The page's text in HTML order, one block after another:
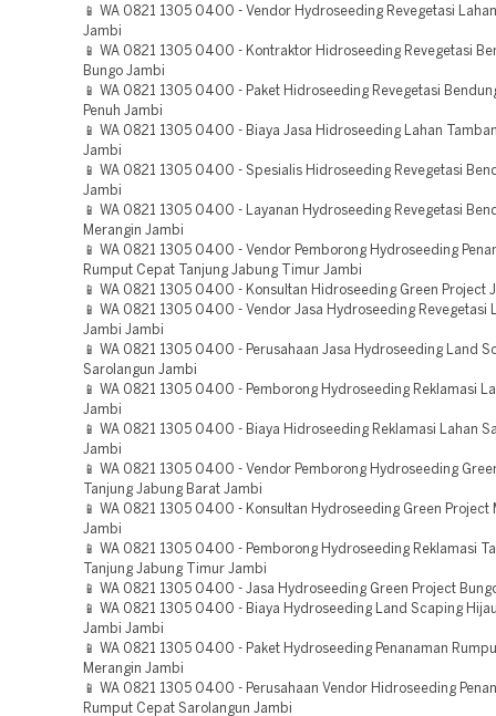
📱 WA 0821 1305 0400 - Vendor Hydroseeding Revegetasi
Jambi
📱 WA 0821 1305 0400 - Kontraktor Hidroseeding Revegetasi
Bungo Jambi
📱 WA 0821 1305 0400 - Paket Hidroseeding Revegetasi
Penuh Jambi
📱 WA 0821 1305 0400 - Biaya Jasa Hidroseeding Lahan
Jambi
📱 WA 0821 1305 0400 - Spesialis Hidroseeding Revegetasi
Jambi
📱 WA 0821 1305 0400 - Layanan Hydroseeding Revegetasi
Merangin Jambi
📱 WA 0821 1305 0400 - Vendor Pemborong Hydroseeding
Rumput Cepat Tanjung Jabung Timur Jambi
📱 WA 0821 1305 0400 - Konsultan Hidroseeding Green Project
📱 WA 0821 1305 0400 - Vendor Jasa Hydroseeding Revegetasi
Jambi Jambi
📱 WA 0821 1305 0400 - Perusahaan Jasa Hydroseeding Land
Sarolangun Jambi
📱 WA 0821 1305 0400 - Pemborong Hydroseeding Reklamasi
Jambi
📱 WA 0821 1305 0400 - Biaya Hidroseeding Reklamasi Lahan
Jambi
📱 WA 0821 1305 0400 - Vendor Pemborong Hydroseeding
Tanjung Jabung Barat Jambi
📱 WA 0821 1305 0400 - Konsultan Hydroseeding Green Project
Jambi
📱 WA 0821 1305 0400 - Pemborong Hydroseeding Reklamasi
Tanjung Jabung Timur Jambi
📱 WA 0821 1305 0400 - Jasa Hydroseeding Green Project
📱 WA 0821 1305 0400 - Biaya Hydroseeding Land Scaping
Jambi Jambi
📱 WA 0821 1305 0400 - Paket Hydroseeding Penanaman
Merangin Jambi
📱 WA 0821 1305 0400 - Perusahaan Vendor Hidroseeding
Rumput Cepat Sarolangun Jambi